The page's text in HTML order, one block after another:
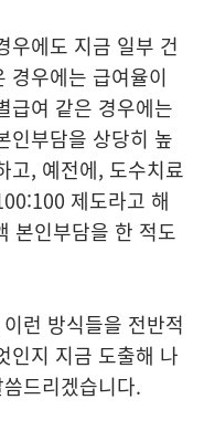
우에도 지금 일부 건
경우에는 급여율이
급여 같은 경우에는
인부담을 상당히 높
고, 예전에, 도수치료
제도라고 해
본인부담을 한 적도
런 방식들을 전반적
인지 지금 도출해 나
드리겠습니다.